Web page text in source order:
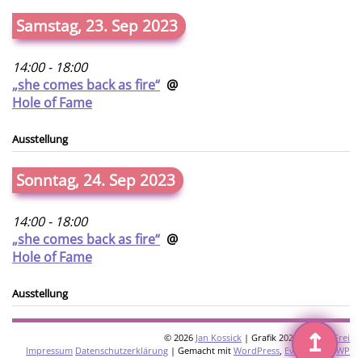
Samstag, 23. Sep 2023
14:00 - 18:00
„she comes back as fire“ @
Hole of Fame
Ausstellung
Sonntag, 24. Sep 2023
14:00 - 18:00
„she comes back as fire“ @
Hole of Fame
Ausstellung
© 2026 Jan Kossick | Grafik 2026:
Omani Frei
Impressum Datenschutzerklärung | Gemacht mit WordPress Eventkrake ,WP
↥